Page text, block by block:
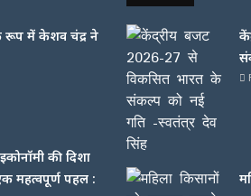
रूप में केशव चंद्र ने
की दिशा
महत्वपूर्ण पहल :